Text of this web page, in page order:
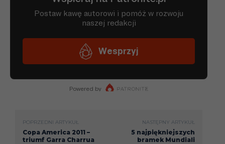
POPRZEDNI ARTYKUŁ
Copa America 2011 –
triumf Garra Charrua
NASTĘPNY ARTYKUŁ
5 najpiękniejszych
bramek Mundiali